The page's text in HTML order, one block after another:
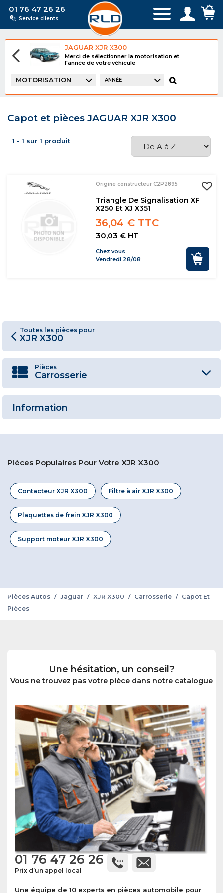
01 76 47 26 26
Service clients
JAGUAR XJR X300
Merci de sélectionner la motorisation et
l'année de votre véhicule
MOTORISATION ANNÉE
Capot et pièces JAGUAR XJR X300
1 - 1 sur 1 produit
Origine constructeur C2P2895
Triangle De Signalisation XF
X250 Et XJ X351
36,04 € TTC
30,03 € HT
Chez vous
Vendredi 28/08
Toutes les pièces pour
XJR X300
Pièces
Carrosserie
Information
Pièces Populaires Pour Votre XJR X300
Contacteur XJR X300 Filtre à air XJR X300
Plaquettes de frein XJR X300
Support moteur XJR X300
Pièces Autos / Jaguar / XJR X300 / Carrosserie / Capot Et
Pièces
Une hésitation, un conseil?
Vous ne trouvez pas votre pièce dans notre catalogue
01 76 47 26 26
Prix d’un appel local
Une équipe de 10 experts en pièces automobile pour